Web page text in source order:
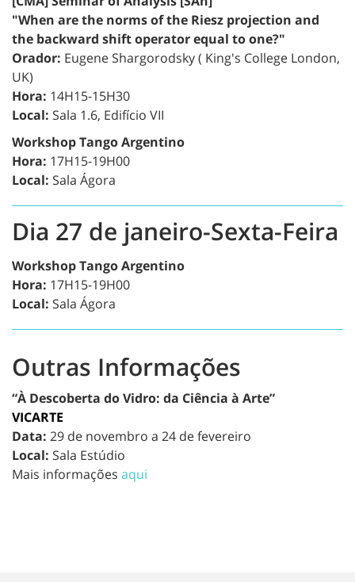
"When are the norms of the Riesz projection and
the backward shift operator equal to one?"
Orador: Eugene Shargorodsky ( King's College London,
UK)
Hora: 14H15-15H30
Local: Sala 1.6, Edifício VII
Workshop Tango Argentino
Hora: 17H15-19H00
Local: Sala Ágora
Dia 27 de janeiro-Sexta-Feira
Workshop Tango Argentino
Hora: 17H15-19H00
Local: Sala Ágora
Outras Informações
“À Descoberta do Vidro: da Ciência à Arte”
VICARTE
Data: 29 de novembro a 24 de fevereiro
Local: Sala Estúdio
Mais informações aqui